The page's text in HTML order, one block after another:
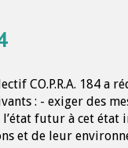
CO.P.R.A. 184 a
: - exiger des
futur à cet
et de leur